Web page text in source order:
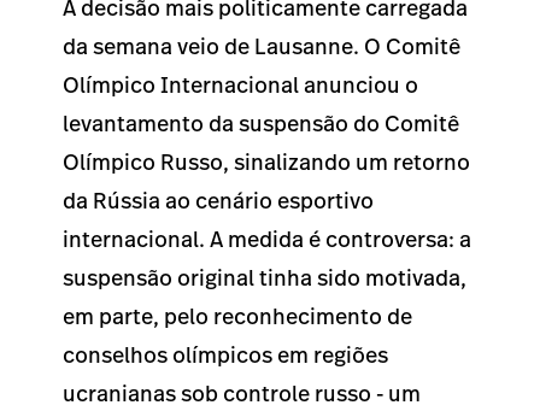
A decisão mais politicamente carregada
da semana veio de Lausanne. O Comitê
Olímpico Internacional anunciou o
levantamento da suspensão do Comitê
Olímpico Russo, sinalizando um retorno
da Rússia ao cenário esportivo
internacional. A medida é controversa: a
suspensão original tinha sido motivada,
em parte, pelo reconhecimento de
conselhos olímpicos em regiões
ucranianas sob controle russo - um